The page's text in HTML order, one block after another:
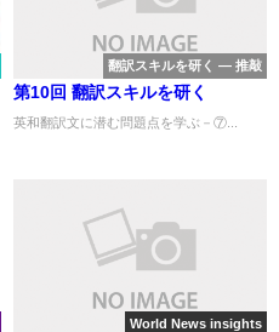
翻訳スキルを研く ― 推敲
第10回 翻訳スキルを研く
英和翻訳文に潜む問題点を学ぶ－⑦...
World News insights